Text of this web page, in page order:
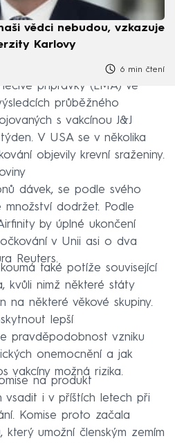
vědci nebudou, vzkazuje
Karlovy
6 min čtení
přípravky (EMA) ve
průběžného
s vakcínou J&J
V USA se v několika
objevily krevní sraženiny.
dávek, se podle svého
množství dodržet. Podle
by úplné ukončení
v Unii asi o dva
Reuters.
také potíže související
kvůli nimž některé státy
na některé věkové skupiny.
lepší
pravděpodobnost vzniku
onemocnění a jak
vakcíny možná rizika.
na produkt
vsadit i v příštích letech při
Komise proto začala
umožní členským zemím